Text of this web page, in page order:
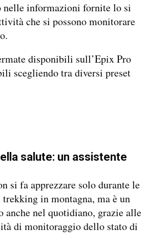
nelle informazioni fornite lo si
che si possono monitorare
disponibili sull’Epix Pro
scegliendo tra diversi preset
salute: un assistente
si fa apprezzare solo durante le
in montagna, ma è un
anche nel quotidiano, grazie alle
di monitoraggio dello stato di